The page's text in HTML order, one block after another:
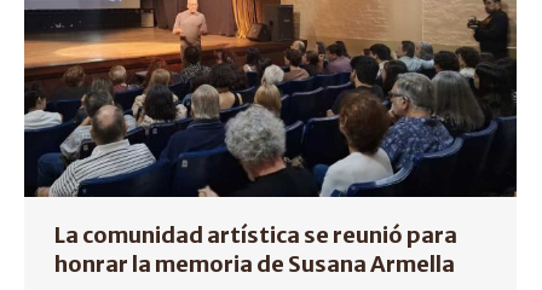
La comunidad artística se reunió para
honrar la memoria de Susana Armella